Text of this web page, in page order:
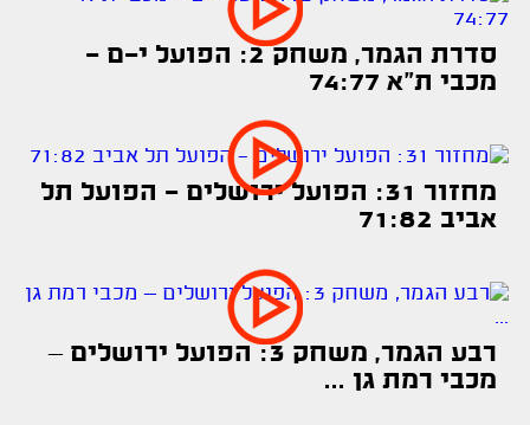
סדרת הגמר, משחק 2: הפועל י-ם -
מכבי ת"א 74:77
מחזור 31: הפועל ירושלים - הפועל תל
אביב 71:82
רבע הגמר, משחק 3: הפועל ירושלים –
מכבי רמת גן ...